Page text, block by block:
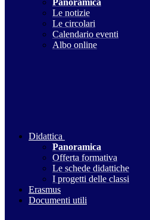
Panoramica
Le notizie
Le circolari
Calendario eventi
Albo online
Didattica
Panoramica
Offerta formativa
Le schede didattiche
I progetti delle classi
Erasmus
Documenti utili